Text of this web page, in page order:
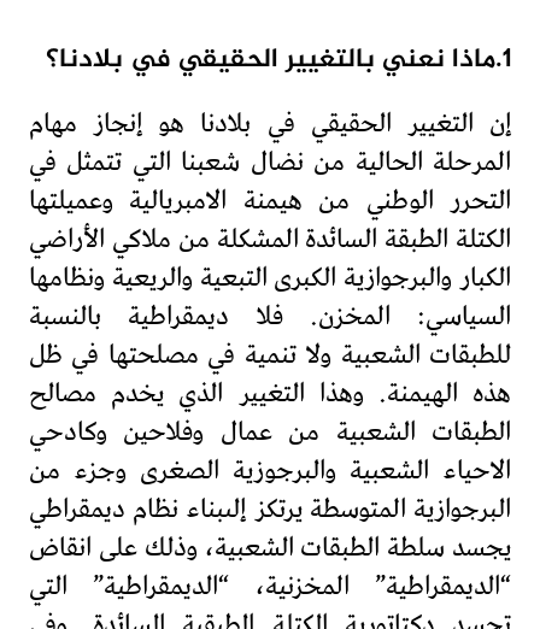
1.ماذا نعني بالتغيير الحقيقي في بلادنا؟
إن التغيير الحقيقي في بلادنا هو إنجاز مهام
المرحلة الحالية من نضال شعبنا التي تتمثل في
التحرر الوطني من هيمنة الامبريالية وعميلتها
الكتلة الطبقة السائدة المشكلة من ملاكي الأراضي
الكبار والبرجوازية الكبرى التبعية والريعية ونظامها
السياسي: المخزن. فلا ديمقراطية بالنسبة
للطبقات الشعبية ولا تنمية في مصلحتها في ظل
هذه الهيمنة. وهذا التغيير الذي يخدم مصالح
الطبقات الشعبية من عمال وفلاحين وكادحي
الاحياء الشعبية والبرجوزية الصغرى وجزء من
البرجوازية المتوسطة يرتكز إلىبناء نظام ديمقراطي
يجسد سلطة الطبقات الشعبية، وذلك على انقاض
“الديمقراطية” المخزنية، “الديمقراطية” التي